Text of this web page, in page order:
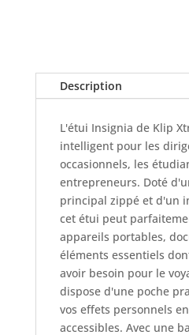
Description
L'étui Insignia de Klip
intelligent pour les
occasionnels, les
entrepreneurs. Doté
principal zippé et d'un
cet étui peut
appareils portables,
éléments essentiels
avoir besoin pour le
dispose d'une poche
vos effets personnels
accessibles. Avec une